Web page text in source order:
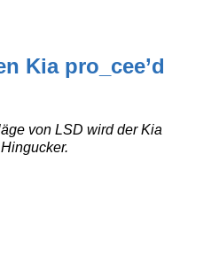
Kia pro_cee’d
von LSD wird der Kia